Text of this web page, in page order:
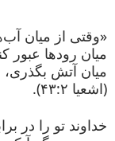
«وقتی از میان
میان رودها عبور
میان آتش بگذری،
(اشعیا ۴۳:۲).
خداوند تو را در